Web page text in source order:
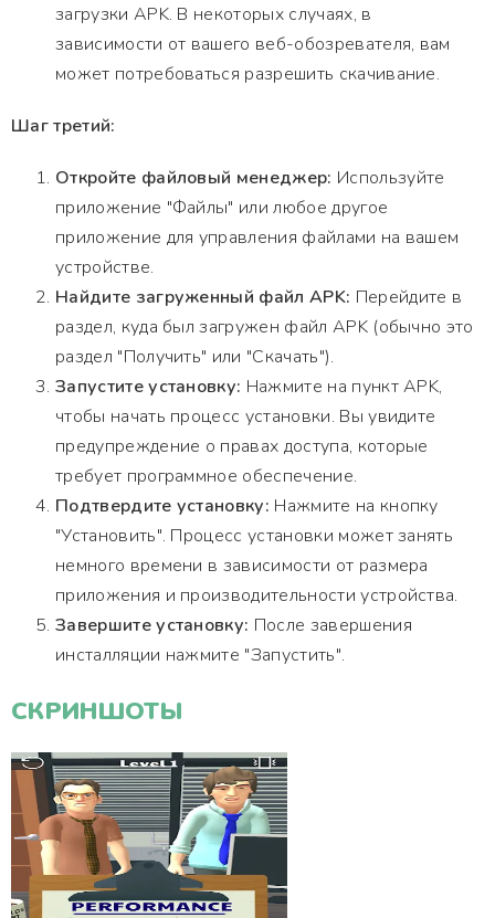
загрузки APK. В некоторых случаях, в
зависимости от вашего веб-обозревателя, вам
может потребоваться разрешить скачивание.
Шаг третий:
Откройте файловый менеджер: Используйте
приложение "Файлы" или любое другое
приложение для управления файлами на вашем
устройстве.
Найдите загруженный файл APK: Перейдите в
раздел, куда был загружен файл APK (обычно это
раздел "Получить" или "Скачать").
Запустите установку: Нажмите на пункт APK,
чтобы начать процесс установки. Вы увидите
предупреждение о правах доступа, которые
требует программное обеспечение.
Подтвердите установку: Нажмите на кнопку
"Установить". Процесс установки может занять
немного времени в зависимости от размера
приложения и производительности устройства.
Завершите установку: После завершения
инсталляции нажмите "Запустить".
СКРИНШОТЫ